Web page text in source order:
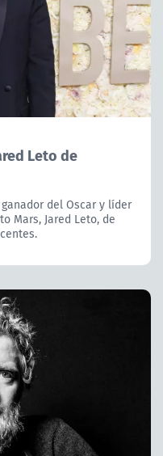
Leto de
del Oscar y líder
Mars, Jared Leto, de